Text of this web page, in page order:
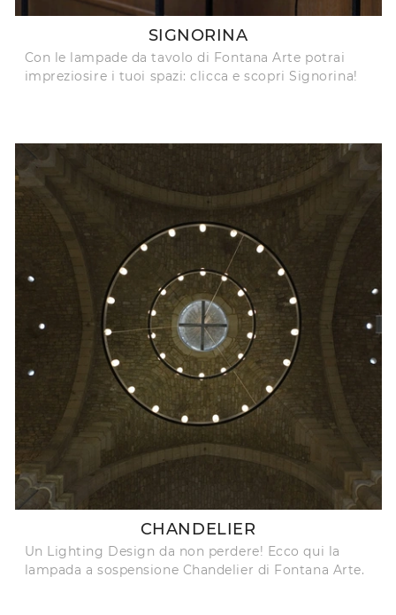
SIGNORINA
Con le lampade da tavolo di Fontana Arte potrai
impreziosire i tuoi spazi: clicca e scopri Signorina!
CHANDELIER
Un Lighting Design da non perdere! Ecco qui la
lampada a sospensione Chandelier di Fontana Arte.